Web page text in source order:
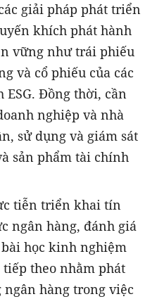
giải pháp phát triển
khích phát hành
vững như trái phiếu
và cổ phiếu của các
Đồng thời, cần
nghiệp và nhà
sử dụng và giám sát
sản phẩm tài chính
tiễn triển khai tín
ngân hàng, đánh giá
học kinh nghiệm
theo nhằm phát
hàng trong việc